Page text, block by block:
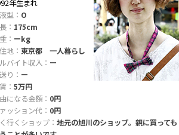
年生まれ
型： O
： 175cm
： ーkg
地： 東京都 一人暮らし
バイト収入： ー
り： ー
： 5万円
になる金額： 0円
ッション代： 0円
行くショップ： 地元の旭川のショップ。親に買っても